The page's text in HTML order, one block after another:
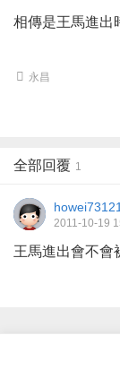
相傳是王馬進出
永昌
全部回覆 1
2011-10-19
王馬進出會不會